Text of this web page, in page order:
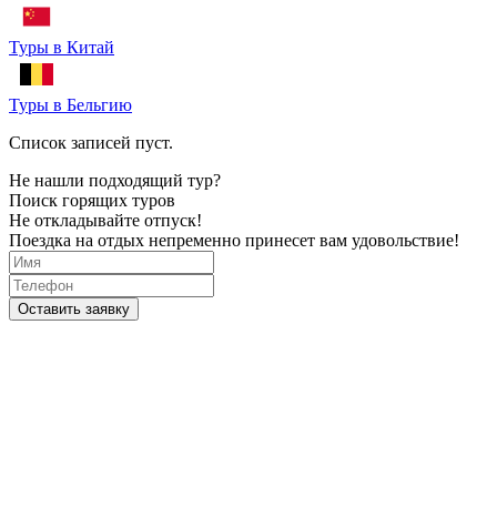
Туры в Китай
Туры в Бельгию
Список записей пуст.
Не нашли подходящий тур?
Поиск горящих туров
Не откладывайте отпуск!
Поездка на отдых непременно принесет вам удовольствие!
Оставить заявку